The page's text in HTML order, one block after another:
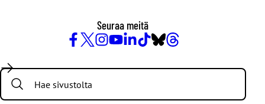
Seuraa meitä
/
Twitter
Search: